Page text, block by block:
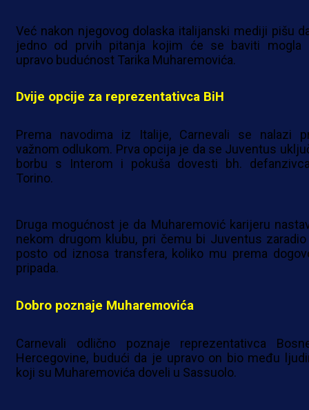
Već nakon njegovog dolaska italijanski mediji pišu
jedno od prvih pitanja kojim će se baviti mogla
upravo budućnost Tarika Muharemovića.
Dvije opcije za reprezentativca BiH
Prema navodima iz Italije, Carnevali se nalazi
važnom odlukom. Prva opcija je da se Juventus
borbu s Interom i pokuša dovesti bh.
Torino.
Druga mogućnost je da Muharemović karijeru
nekom drugom klubu, pri čemu bi Juventus
posto od iznosa transfera, koliko mu prema
pripada.
Dobro poznaje Muharemovića
Carnevali odlično poznaje reprezentativca
Hercegovine, budući da je upravo on bio među
koji su Muharemovića doveli u Sassuolo.